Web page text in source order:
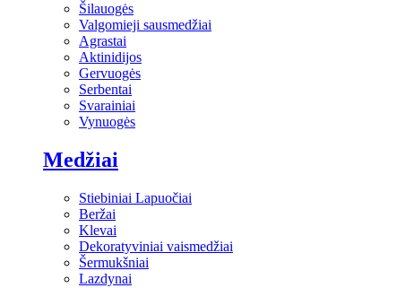
Šilauogės
Valgomieji sausmedžiai
Agrastai
Aktinidijos
Gervuogės
Serbentai
Svarainiai
Vynuogės
Medžiai
Stiebiniai Lapuočiai
Beržai
Klevai
Dekoratyviniai vaismedžiai
Šermukšniai
Lazdynai